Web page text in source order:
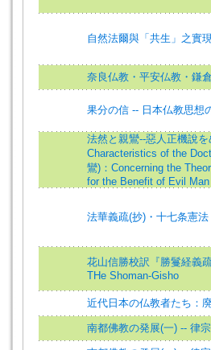
自然法爾與「共生」之實
奈良仏教・平安仏教・鎌
果分の信 -- 日本仏教思想
法然と親鸞--惡人正機說
Characteristics of the
鸞)：Concerning the
for the Benefit of Evil Man
法華義疏(抄)・十七条憲法
花山信勝校訳『勝鬘経義
THe Shoman-Gisho
近代日本の仏教者たち：
南都佛教の発展(一) -- 律